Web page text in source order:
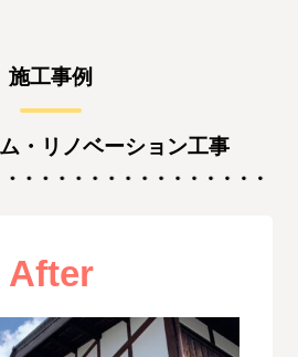
施工事例
・リノベーション工事
After